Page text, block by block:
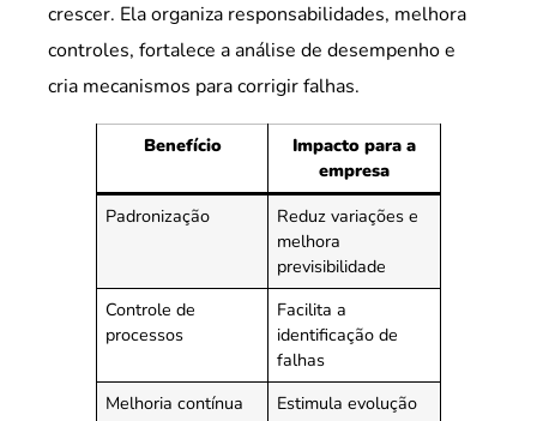
crescer. Ela organiza responsabilidades, melhora
controles, fortalece a análise de desempenho e
cria mecanismos para corrigir falhas.
Benefício
Impacto para a
empresa
Padronização
Reduz variações e
melhora
previsibilidade
Controle de
processos
Facilita a
identificação de
falhas
Melhoria contínua
Estimula evolução